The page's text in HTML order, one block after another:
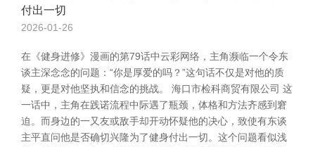
付出一切
2026-01-26
在《健身进修》漫画的第79话中云彩网络，主角濒临一个令东
谈主深念念的问题：“你是厚爱的吗？”这句话不仅是对他的质
疑，更是对他坚执和信念的挑战。 海口市检科商贸有限公司 这
一话中，主角在践诺流程中际遇了瓶颈，体格和方法齐感到窘
迫。而身边的一又友或敌手却开动怀疑他的决心，致使有东谈
主平直问他是否确切兴隆为了健身付出一切。这个问题看似浅